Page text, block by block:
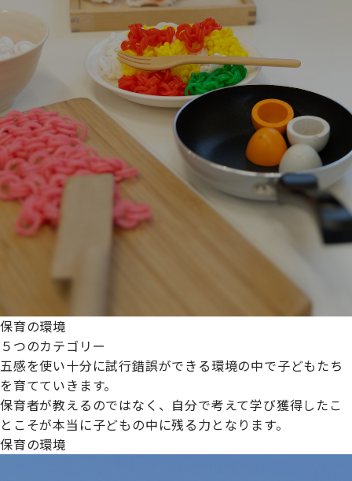
保育の環境
５つのカテゴリー
五感を使い十分に試行錯誤ができる環境の中で子どもたち
を育てていきます。
保育者が教えるのではなく、自分で考えて学び獲得したこ
とこそが本当に子どもの中に残る力となります。
保育の環境